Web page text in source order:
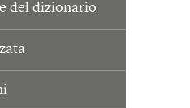
del dizionario